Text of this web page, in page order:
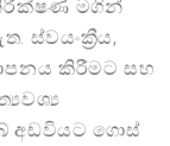
මගින්
ස්වයංක්‍රීය,
කිරීමට සහ
අඩවියට ගොස්